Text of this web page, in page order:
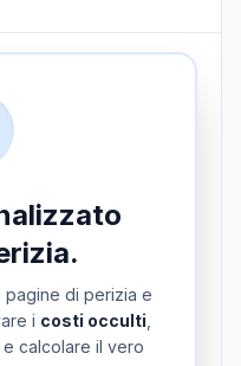
pagine di perizia e
i costi occulti
e calcolare il vero